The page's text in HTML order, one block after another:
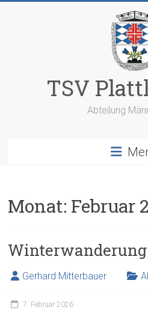
TSV
Abteilung
Monat: Februar
Gerhard Mitterbauer
7. Februar 2026